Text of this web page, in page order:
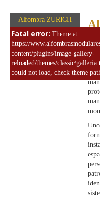
Alfombra ZURICH
Fatal error: Theme at
https://
content/plugins/image-gallery-
reloaded/themes/classic/
could not load, check theme